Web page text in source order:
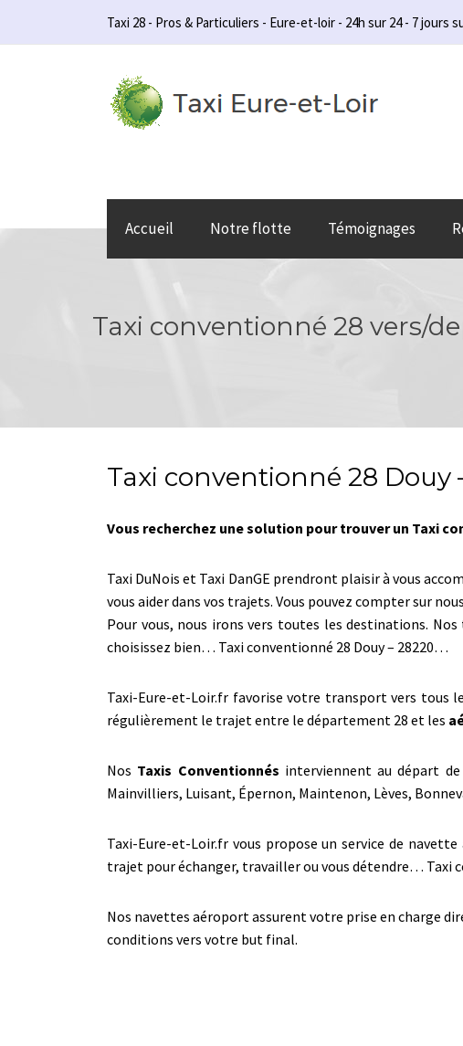
Taxi 28 - Pros & Particuliers - Eure-et-loir - 24h sur 24 - 7 jours
Accueil Notre flotte Témoignages
Taxi conventionné 28 vers/
Taxi conventionné 28 Douy
Vous recherchez une solution pour trouver un Taxi
Taxi DuNois et Taxi DanGE prendront plaisir à vous
vous aider dans vos trajets. Vous pouvez compter sur
Pour vous, nous irons vers toutes les destinations.
choisissez bien… Taxi conventionné 28 Douy – 28220…
Taxi-Eure-et-Loir.fr favorise votre transport vers tous
régulièrement le trajet entre le département 28 et les
Nos Taxis Conventionnés interviennent au départ
Mainvilliers, Luisant, Épernon, Maintenon, Lèves,
Taxi-Eure-et-Loir.fr vous propose un service de
trajet pour échanger, travailler ou vous détendre… Taxi
Nos navettes aéroport assurent votre prise en charge
conditions vers votre but final.